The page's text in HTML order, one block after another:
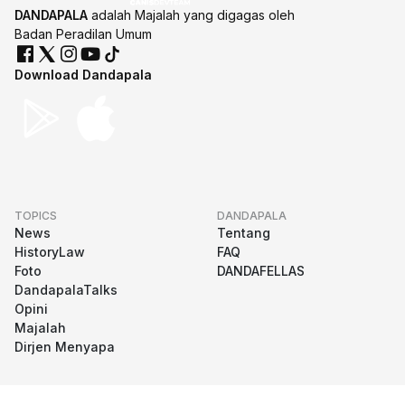
DANDAPALA adalah Majalah yang digagas oleh
Badan Peradilan Umum
Download Dandapala
TOPICS
News
HistoryLaw
Foto
DandapalaTalks
Opini
Majalah
Dirjen Menyapa
DANDAPALA
Tentang
FAQ
DANDAFELLAS